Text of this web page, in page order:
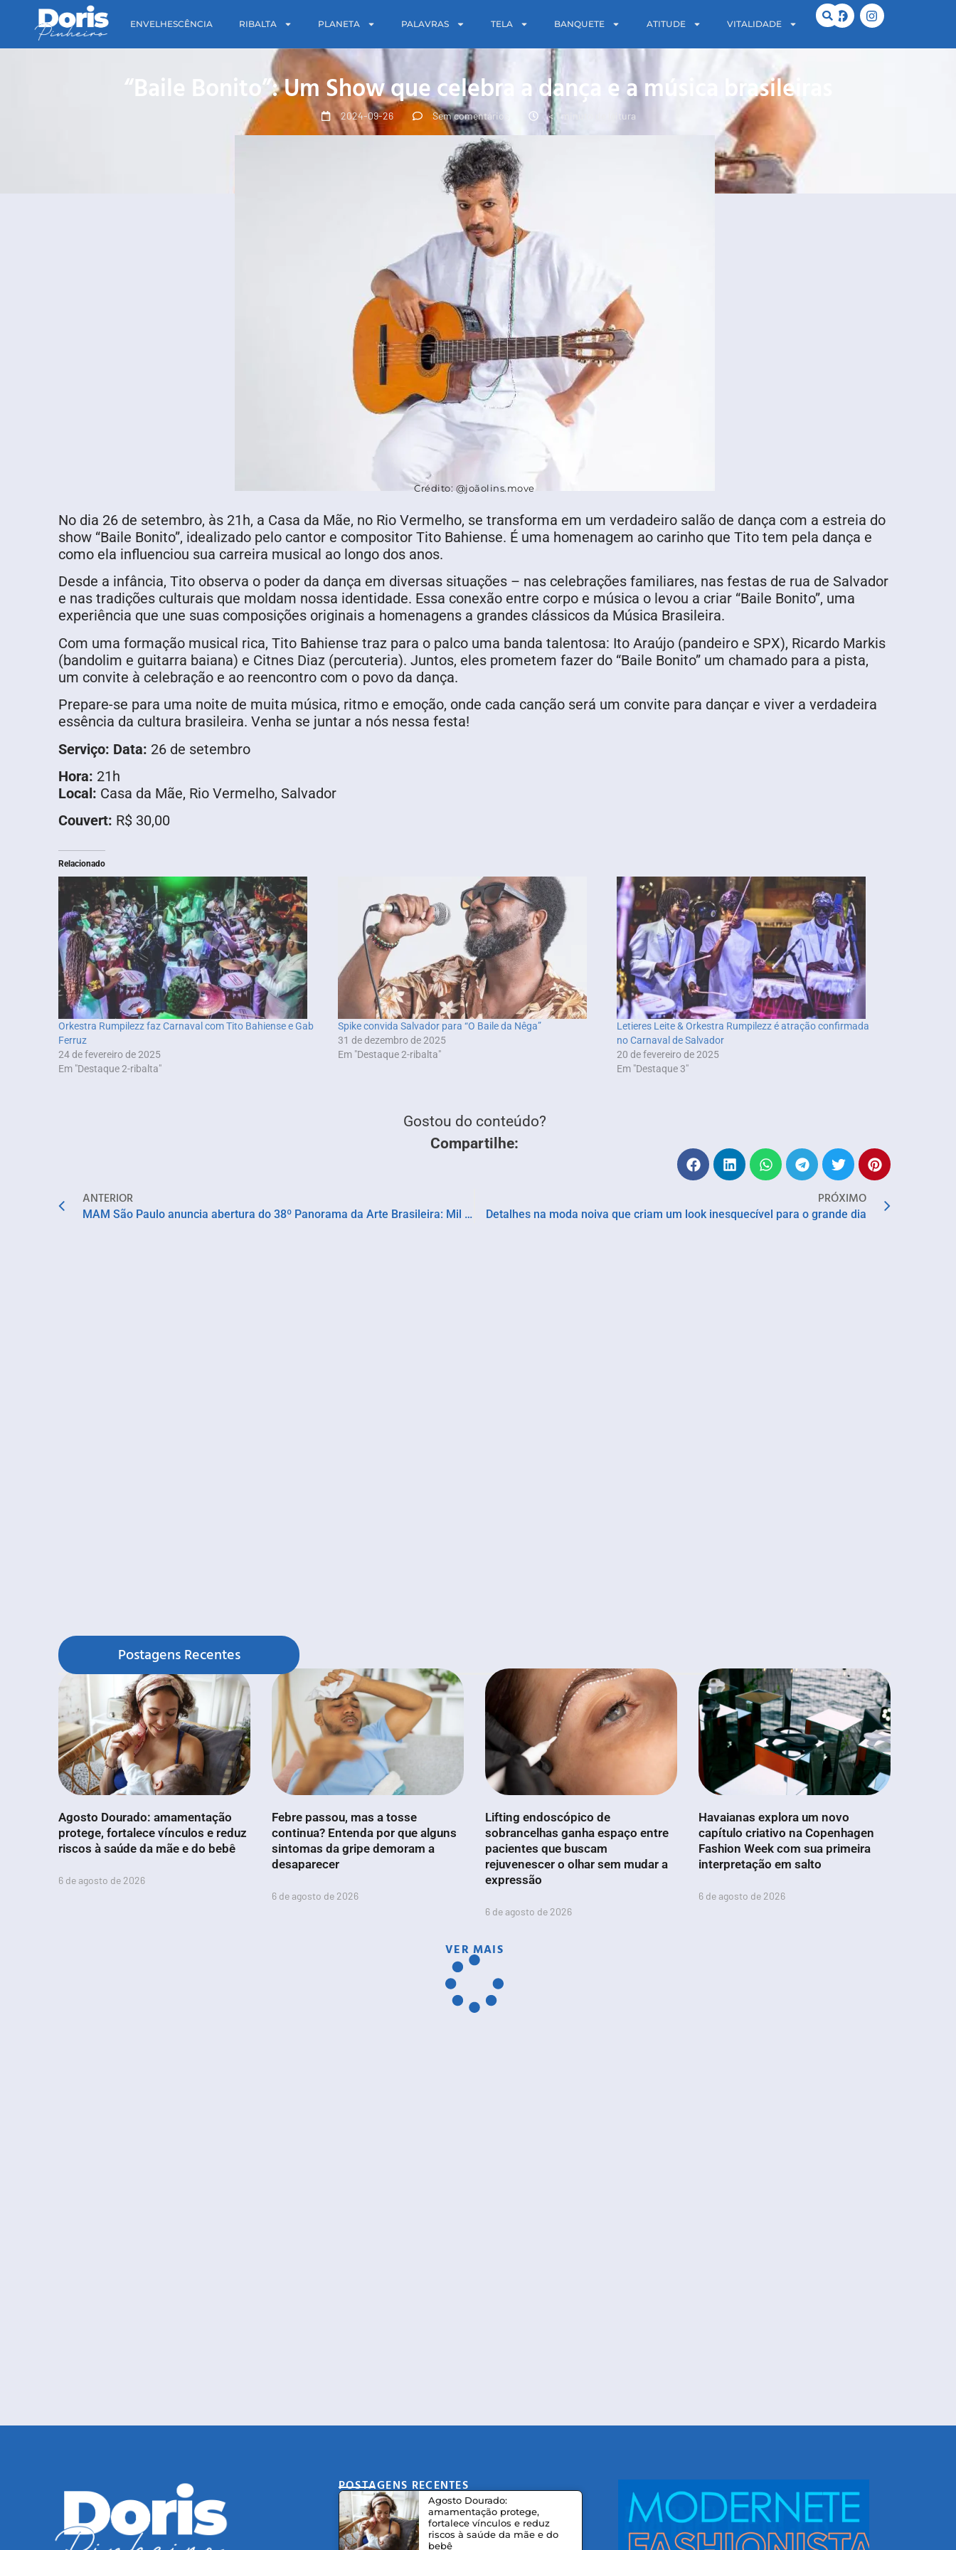
ENVELHESCÊNCIA RIBALTA PLANETA PALAVRAS TELA BANQUETE ATITUDE VITALIDADE
“Baile Bonito”: Um Show que celebra a dança e a música brasileiras
2024-09-26 Sem comentários < 1 minuto de leitura
Crédito: @joãolins.move
No dia 26 de setembro, às 21h, a Casa da Mãe, no Rio Vermelho, se transforma em um verdadeiro salão de dança com a estreia do
show “Baile Bonito”, idealizado pelo cantor e compositor Tito Bahiense. É uma homenagem ao carinho que Tito tem pela dança e
como ela influenciou sua carreira musical ao longo dos anos.
Desde a infância, Tito observa o poder da dança em diversas situações – nas celebrações familiares, nas festas de rua de Salvador
e nas tradições culturais que moldam nossa identidade. Essa conexão entre corpo e música o levou a criar “Baile Bonito”, uma
experiência que une suas composições originais a homenagens a grandes clássicos da Música Brasileira.
Com uma formação musical rica, Tito Bahiense traz para o palco uma banda talentosa: Ito Araújo (pandeiro e SPX), Ricardo Markis
(bandolim e guitarra baiana) e Citnes Diaz (percuteria). Juntos, eles prometem fazer do “Baile Bonito” um chamado para a pista,
um convite à celebração e ao reencontro com o povo da dança.
Prepare-se para uma noite de muita música, ritmo e emoção, onde cada canção será um convite para dançar e viver a verdadeira
essência da cultura brasileira. Venha se juntar a nós nessa festa!
Serviço: Data: 26 de setembro
Hora: 21h
Local: Casa da Mãe, Rio Vermelho, Salvador
Couvert: R$ 30,00
Relacionado
Orkestra Rumpilezz faz Carnaval com Tito Bahiense e Gab
Ferruz
24 de fevereiro de 2025
Em "Destaque 2-ribalta"
Spike convida Salvador para “O Baile da Nêga”
31 de dezembro de 2025
Em "Destaque 2-ribalta"
Letieres Leite & Orkestra Rumpilezz é atração confirmada
no Carnaval de Salvador
20 de fevereiro de 2025
Em "Destaque 3"
Gostou do conteúdo?
Compartilhe:
ANTERIOR
MAM São Paulo anuncia abertura do 38º Panorama da Arte Brasileira: Mil graus
PRÓXIMO
Detalhes na moda noiva que criam um look inesquecível para o grande dia
Postagens Recentes
Agosto Dourado: amamentação
protege, fortalece vínculos e reduz
riscos à saúde da mãe e do bebê
6 de agosto de 2026
Febre passou, mas a tosse
continua? Entenda por que alguns
sintomas da gripe demoram a
desaparecer
6 de agosto de 2026
Lifting endoscópico de
sobrancelhas ganha espaço entre
pacientes que buscam
rejuvenescer o olhar sem mudar a
expressão
6 de agosto de 2026
Havaianas explora um novo
capítulo criativo na Copenhagen
Fashion Week com sua primeira
interpretação em salto
6 de agosto de 2026
VER MAIS
POSTAGENS RECENTES
Agosto Dourado:
amamentação protege,
fortalece vínculos e reduz
riscos à saúde da mãe e do
bebê
CONHEÇA DORIS E EQUIPE